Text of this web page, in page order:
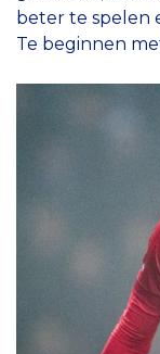
beter te spelen
Te beginnen